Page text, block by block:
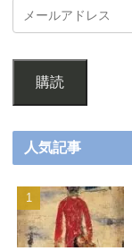
購読
人気記事